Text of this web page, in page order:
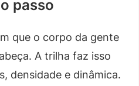
passo
que o corpo da gente
A trilha faz isso
densidade e dinâmica.